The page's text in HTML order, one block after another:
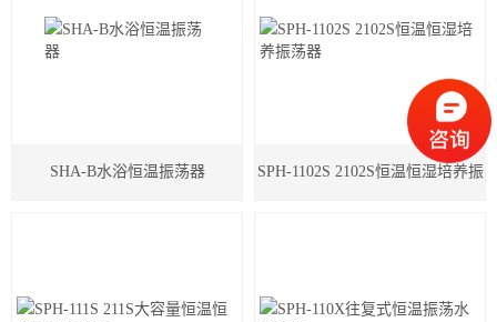
SHA-B水浴恒温振荡器 SPH-1102S 2102S恒温恒湿培养振